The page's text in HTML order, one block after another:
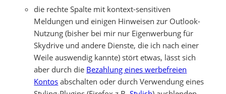
die rechte Spalte mit kontext-sensitiven
Meldungen und einigen Hinweisen zur Outlook-
Nutzung (bisher bei mir nur Eigenwerbung für
Skydrive und andere Dienste, die ich nach einer
Weile auswendig kannte) stört etwas, lässt sich
aber durch die Bezahlung eines werbefreien
Kontos abschalten oder durch Verwendung eines